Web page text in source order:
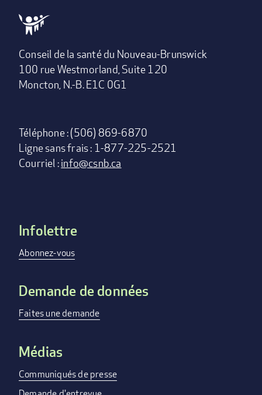
Conseil de la santé du Nouveau-Brunswick
100 rue Westmorland, Suite 120
Moncton, N.-B. E1C 0G1
Téléphone : (506) 869-6870
Ligne sans frais : 1-877-225-2521
Courriel :info@csnb.ca
Footer
menu
Infolettre
Abonnez-vous
Demande de données
Faites une demande
Médias
Communiqués de presse